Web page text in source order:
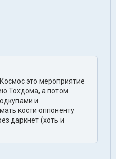
это мероприятие
Тохдома, а потом
и
кости оппоненту
даркнет (хоть и